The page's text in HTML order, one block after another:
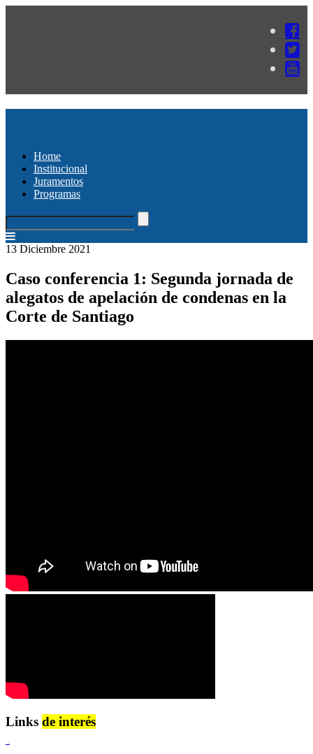
Home
Institucional
Juramentos
Programas
13 Diciembre 2021
Caso conferencia 1: Segunda jornada de
alegatos de apelación de condenas en la
Corte de Santiago
Links de interés